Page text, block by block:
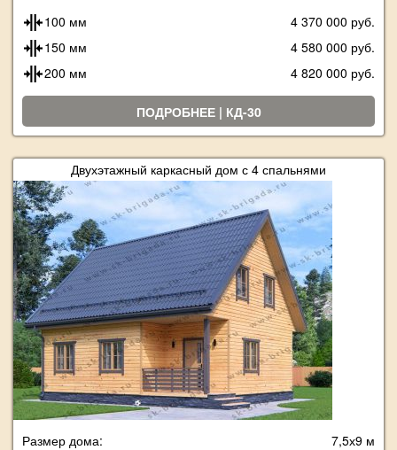
100 мм
4 370 000 руб.
150 мм
4 580 000 руб.
200 мм
4 820 000 руб.
ПОДРОБНЕЕ | КД-30
Двухэтажный каркасный дом с 4 спальнями
Размер дома:
7,5х9 м